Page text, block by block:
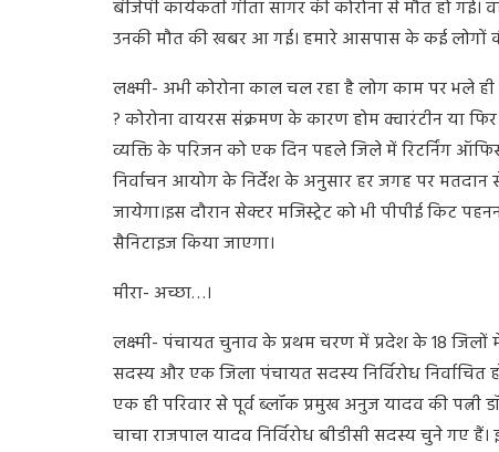
बीजेपी कार्यकर्ता गीता सागर की कोरोना से मौत हो
उनकी मौत की खबर आ गई। हमारे आसपास के कई लोगों की
लक्ष्मी- अभी कोरोना काल चल रहा है लोग काम पर भले
? कोरोना वायरस संक्रमण के कारण होम क्वारंटीन या
व्यक्ति के परिजन को एक दिन पहले जिले में रिटर्निंग
निर्वाचन आयोग के निर्देश के अनुसार हर जगह पर
जायेगा।इस दौरान सेक्टर मजिस्ट्रेट को भी पीपीई किट
सैनिटाइज किया जाएगा।
मीरा- अच्छा…।
लक्ष्मी- पंचायत चुनाव के प्रथम चरण में प्रदेश के 18 जिलों
सदस्य और एक जिला पंचायत सदस्य निर्विरोध निर्वाचित
एक ही परिवार से पूर्व ब्लॉक प्रमुख अनुज यादव की पत्नी
चाचा राजपाल यादव निर्विरोध बीडीसी सदस्य चुने गए